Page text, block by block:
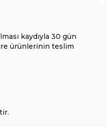
kaydıyla 30 gün
ürünlerinin teslim